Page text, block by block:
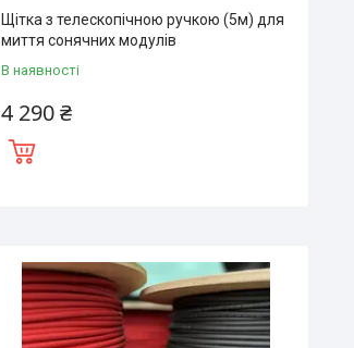
Щітка з телескопічною ручкою (5м) для
миття сонячних модулів
В наявності
4 290 ₴